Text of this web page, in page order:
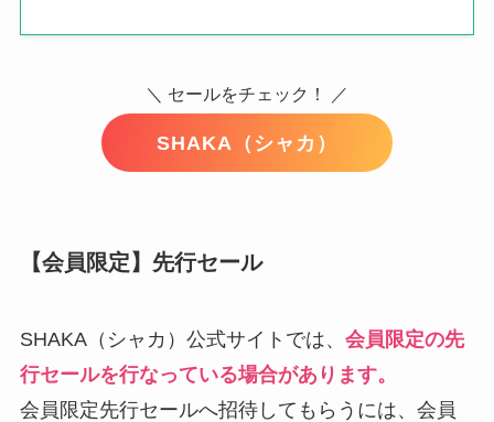
＼ セールをチェック！ ／
SHAKA（シャカ）
【会員限定】先行セール
SHAKA（シャカ）公式サイトでは、 会員限定の先
行セールを行なっている場合があります。
会員限定先行セールへ招待してもらうには、会員